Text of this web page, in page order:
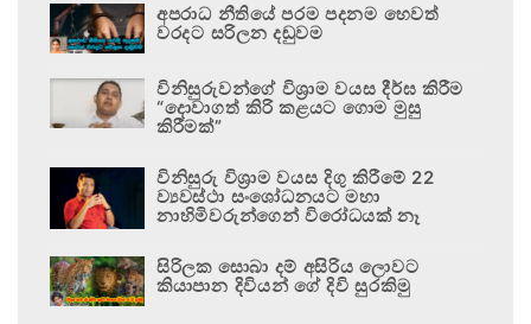
අපරාධ නීතියේ පරම පදනම හෙවත්
වරදට සරිලන දඬුවම
විනිසුරුවන්ගේ විශ්‍රාම වයස දීර්ඝ කිරීම
“දොවාගත් කිරි කළයට ගොම මුසු
කිරීමක්”
විනිසුරු විශ්‍රාම වයස දිගු කිරීමේ 22
ව්‍යවස්ථා සංශෝධනයට මහා
නාහිමිවරුන්ගෙන් විරෝධයක් නෑ
සිරිලක සොබා දම් අසිරිය ලොවට
කියාපාන දිවියන් ගේ දිවි සුරකිමු